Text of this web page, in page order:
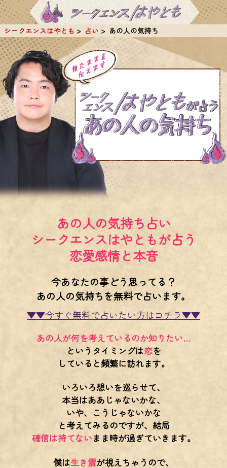
シークエンスはやとも 占い あの人の気持ち
あの人の気持ち占い
シークエンスはやともが占う
恋愛感情と本音
今あなたの事どう思ってる？
あの人の気持ちを無料で占います。
▼▼今すぐ無料で占いたい方はコチラ▼▼
あの人が何を考えているのか知りたい…
というタイミングは恋を
していると頻繁に訪れます。
いろいろ想いを巡らせて、
本当はああじゃないかな、
いや、こうじゃないかな
と考えてみるのですが、結局
確信は持てない まま時が過ぎていきます。
僕は生き霊が視えちゃうので、